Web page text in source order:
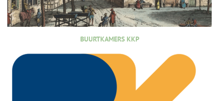
BUURTKAMERS KKP